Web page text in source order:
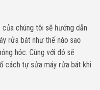
chúng tôi sẽ hướng dẫn
rửa bát như thế nào sao
hóc. Cùng với đó sẽ
cách tự sửa máy rửa bát khi